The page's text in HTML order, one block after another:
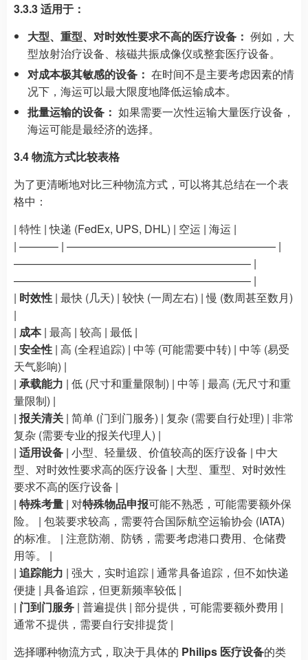
3.3.3 适用于：
大型、重型、对时效性要求不高的医疗设备： 例如，大
型放射治疗设备、核磁共振成像仪或整套医疗设备。
对成本极其敏感的设备： 在时间不是主要考虑因素的情
况下，海运可以最大限度地降低运输成本。
批量运输的设备： 如果需要一次性运输大量医疗设备，
海运可能是最经济的选择。
3.4 物流方式比较表格
为了更清晰地对比三种物流方式，可以将其总结在一个表
格中：
| 特性 | 快递 (FedEx, UPS, DHL) | 空运 | 海运 |
| ———– | ——————————————————— |
—————————————————————– |
—————————————————————– |
| 时效性 | 最快 (几天) | 较快 (一周左右) | 慢 (数周甚至数月)
|
| 成本| 最高 | 较高 | 最低 |
| 安全性 | 高 (全程追踪) | 中等 (可能需要中转) | 中等 (易受
天气影响) |
| 承载能力 | 低 (尺寸和重量限制) | 中等 | 最高 (无尺寸和重
量限制) |
| 报关清关 | 简单 (门到门服务) | 复杂 (需要自行处理) | 非常
复杂 (需要专业的报关代理人) |
| 适用设备 | 小型、轻量级、价值较高的医疗设备 | 中大
型、对时效性要求高的医疗设备 | 大型、重型、对时效性
要求不高的医疗设备 |
| 特殊考量 | 对特殊物品申报可能不熟悉，可能需要额外保
险。 | 包装要求较高，需要符合国际航空运输协会 (IATA)
的标准。 | 注意防潮、防锈，需要考虑港口费用、仓储费
用等。 |
| 追踪能力 | 强大，实时追踪 | 通常具备追踪，但不如快递
便捷 | 具备追踪，但更新频率较低 |
| 门到门服务 | 普遍提供 | 部分提供，可能需要额外费用 |
通常不提供，需要自行安排提货 |
选择哪种物流方式，取决于具体的 Philips 医疗设备的类